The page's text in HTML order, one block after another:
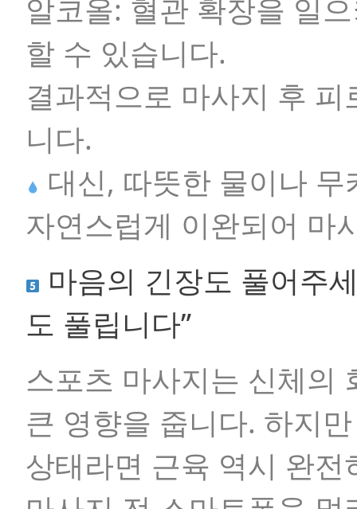
알코올: 혈관 확장을 일
할 수 있습니다.
결과적으로 마사지 후
니다.
대신, 따뜻한 물이나
자연스럽게 이완되어 마
마음의 긴장도 풀어주
도 풀립니다”
스포츠 마사지는 신체의
큰 영향을 줍니다. 하지
상태라면 근육 역시 완